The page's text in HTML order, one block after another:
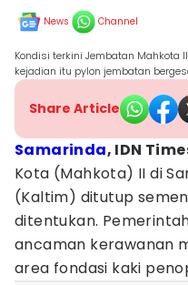
News Channel
Kondisi terkini Jembatan Mahkota
kejadian itu pylon jembatan
Share Article
Samarinda, IDN
Kota (Mahkota) II di
(Kaltim) ditutup
ditentukan.
ancaman kerawanan
area fondasi kaki